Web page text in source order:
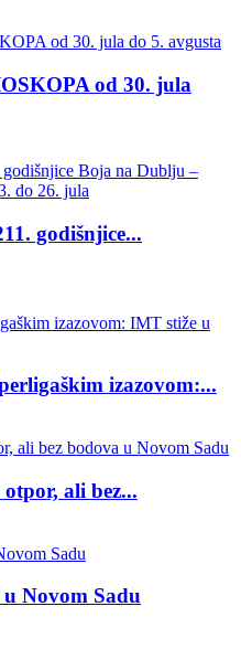
od 30. jula
godišnjice...
izazovom:...
ali bez...
Novom Sadu